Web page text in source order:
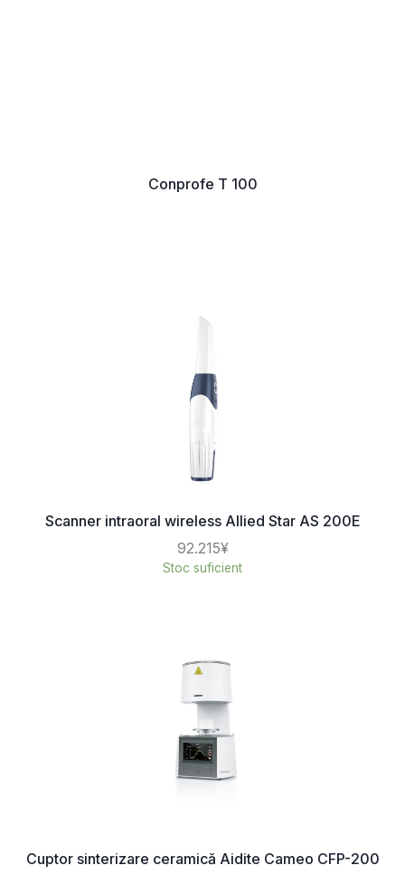
Conprofe T 100
Scanner intraoral wireless Allied Star AS 200E
92.215¥
Stoc suficient
Cuptor sinterizare ceramică Aidite Cameo CFP-200